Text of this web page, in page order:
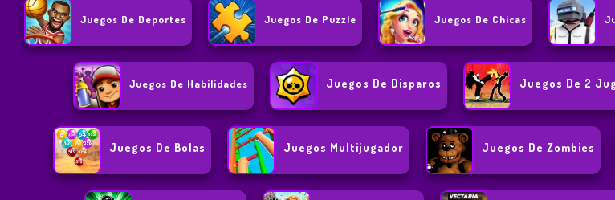
Juegos De Deportes Juegos De Puzzle Juegos De Chicas
Juegos De Habilidades Juegos De Disparos Juegos De 2
Juegos De Bolas Juegos Multijugador Juegos De Zombies